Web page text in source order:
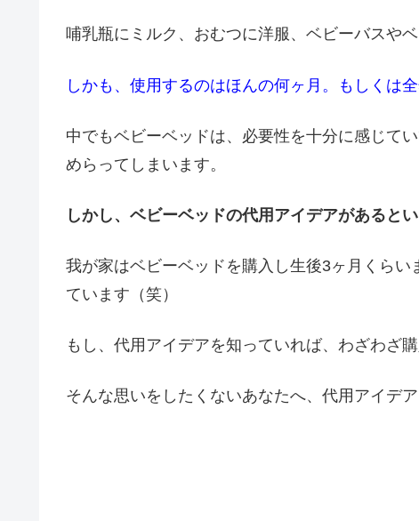
哺乳瓶にミルク、おむつに洋服、ベビーバスや
しかも、使用するのはほんの何ヶ月。もしくは
中でもベビーベッドは、必要性を十分に感じて
めらってしまいます。
しかし、ベビーベッドの代用アイデアがあると
我が家はベビーベッドを購入し生後3ヶ月くら
ています（笑）
もし、代用アイデアを知っていれば、わざわざ
そんな思いをしたくないあなたへ、代用アイデア